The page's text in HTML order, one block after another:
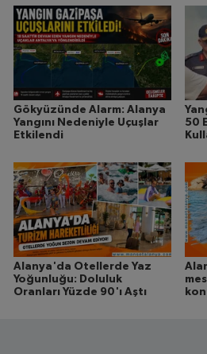
Gökyüzünde Alarm: Alanya
Yangını Nedeniyle Uçuşlar
Etkilendi
50
Alanya'da Otellerde Yaz
Yoğunluğu: Doluluk
Oranları Yüzde 90'ı Aştı